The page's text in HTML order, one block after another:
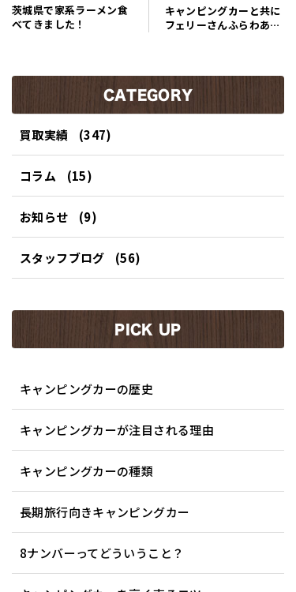
茨城県で家系ラーメン食
べてきました！
キャンピングカーと共に
フェリーさんふらわあに
CATEGORY
買取実績 (347)
コラム (15)
お知らせ (9)
スタッフブログ (56)
PICK UP
キャンピングカーの歴史
キャンピングカーが注目される理由
キャンピングカーの種類
長期旅行向きキャンピングカー
8ナンバーってどういうこと？